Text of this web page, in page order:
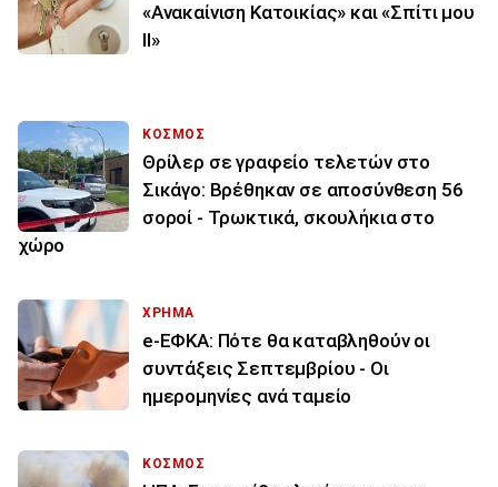
«Ανακαίνιση Κατοικίας» και «Σπίτι μου
ΙΙ»
ΚΟΣΜΟΣ
Θρίλερ σε γραφείο τελετών στο
Σικάγο: Βρέθηκαν σε αποσύνθεση 56
σοροί - Τρωκτικά, σκουλήκια στο
χώρο
ΧΡΗΜΑ
e-ΕΦΚΑ: Πότε θα καταβληθούν οι
συντάξεις Σεπτεμβρίου - Οι
ημερομηνίες ανά ταμείο
ΚΟΣΜΟΣ